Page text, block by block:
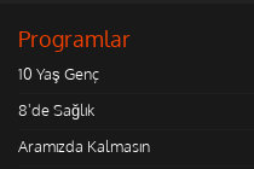
Programlar
10 Yaş Genç
8'de Sağlık
Aramızda Kalmasın